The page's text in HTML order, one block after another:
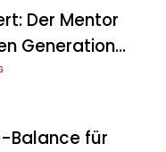
pro
– und
schafft
7. August 2026
Der Mentor
Generation
Balance für